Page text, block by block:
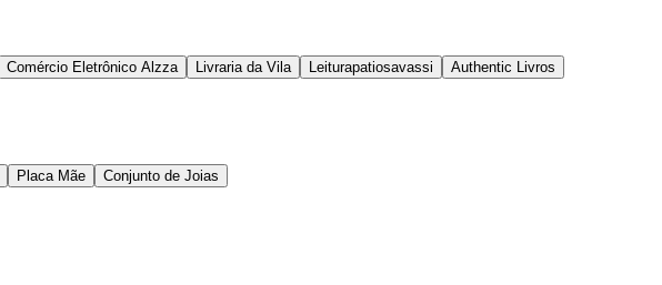
Comércio Eletrônico Alzza Livraria da Vila Leiturapatiosavassi Authentic Livros
Placa Mãe Conjunto de Joias